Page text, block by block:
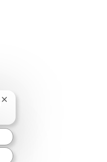
Chatbot-Benachrichtigung